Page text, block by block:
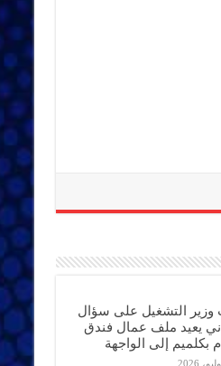
وزير التشغيل على سؤال
يعيد ملف عمال فندق
بكلميم إلى الواجهة